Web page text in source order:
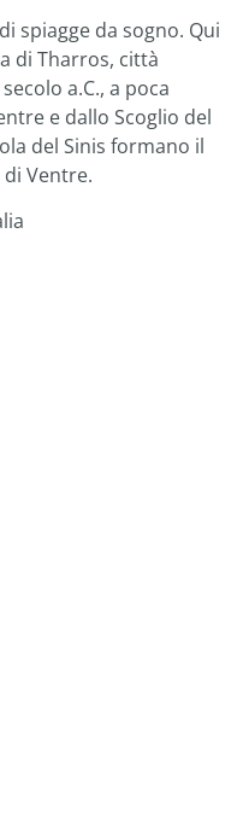
spiagge da sogno. Qui
di Tharros, città
a.C., a poca
e dallo Scoglio del
del Sinis formano il
Ventre.